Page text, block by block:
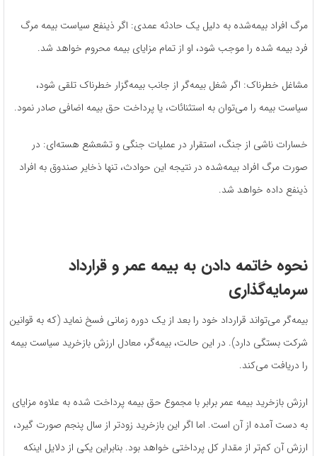
مرگ افراد بیمه‌شده به دلیل یک حادثه عمدی: اگر ذینفع سیاست بیمه مرگ
فرد بیمه‌ شده را موجب شود، او از تمام مزایای بیمه محروم خواهد شد.
مشاغل خطرناک: اگر شغل بیمه‌‌گر از جانب بیمه‌‌گزار خطرناک تلقی شود،
سیاست بیمه را می‌توان به استثنائات، یا پرداخت حق بیمه اضافی صادر نمود.
خسارات ناشی از جنگ، استقرار در عملیات جنگی و تشعشع هسته‌ای: در
صورت مرگ افراد بیمه‌شده در نتیجه این حوادث، تنها ذخایر صندوق به افراد
ذینفع داده خواهد شد.
نحوه خاتمه دادن به بیمه عمر و قرارداد
سرمایه‌گذاری
بیمه‌گر می‌تواند قرارداد خود را بعد از یک دوره زمانی فسخ نماید (که به قوانین
شرکت بستگی دارد). در این حالت، بیمه‌گر، معادل ارزش بازخرید سیاست بیمه
را دریافت می‌کند.
ارزش بازخرید بیمه عمر برابر با مجموع حق بیمه پرداخت‌ شده به علاوه مزایای
به‌ دست‌ آمده از آن است. اما اگر این بازخرید زودتر از سال پنجم صورت گیرد،
ارزش آن کم‌تر از مقدار کل پرداختی خواهد بود. بنابراین یکی از دلایل اینکه